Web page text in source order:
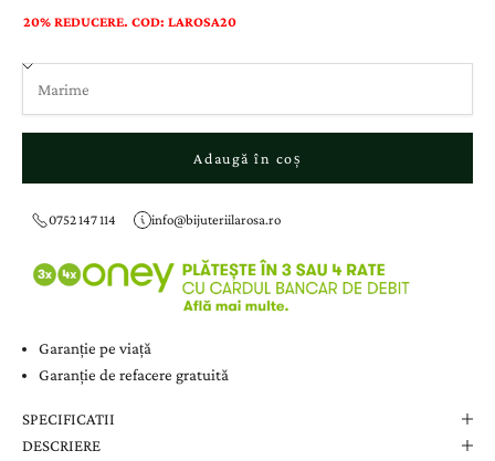
20% REDUCERE. COD: LAROSA20
Adaugă în coș
0752 147 114 info@bijuteriilarosa.ro
Garanție pe viață
Garanție de refacere gratuită
SPECIFICATII
DESCRIERE